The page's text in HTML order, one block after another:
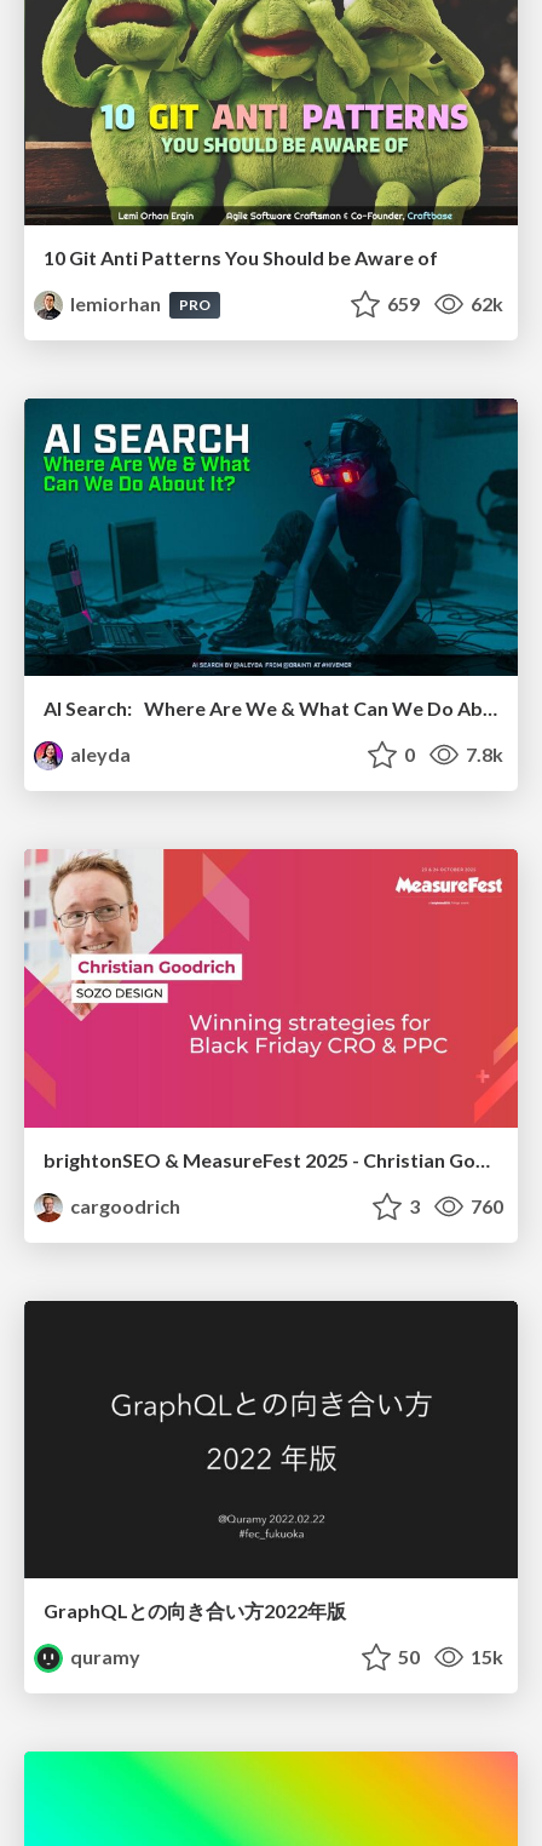
10 Git Anti Patterns You Should be Aware of
lemiorhan
PRO 659 62k
AI Search: Where Are We & What Can We Do About It?
aleyda
0 7.8k
brightonSEO & MeasureFest 2025 - Christian Goodrich - Winning strategies for Black Friday CRO & PPC
cargoodrich
3 760
GraphQLとの向き合い方2022年版
quramy
50 15k